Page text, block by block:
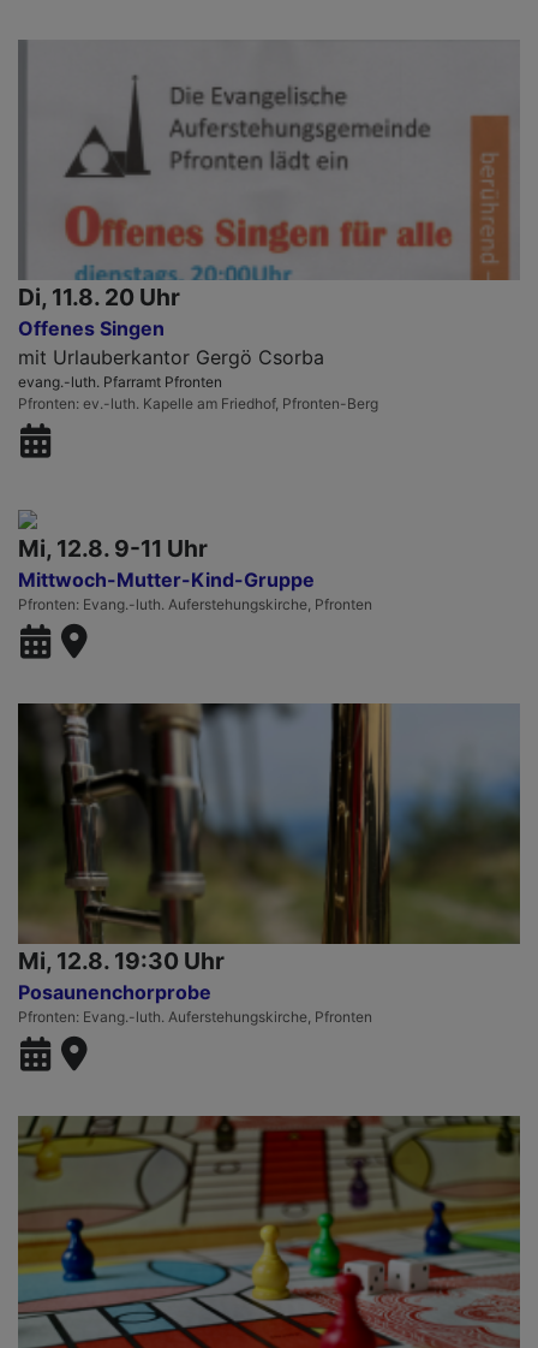
Di, 11.8. 20 Uhr
Offenes Singen
mit Urlauberkantor Gergö Csorba
evang.-luth. Pfarramt Pfronten
Pfronten ev.-luth. Kapelle am Friedhof, Pfronten-Berg
Mi, 12.8. 9-11 Uhr
Mittwoch-Mutter-Kind-Gruppe
Pfronten Evang.-luth. Auferstehungskirche, Pfronten
Mi, 12.8. 19:30 Uhr
Posaunenchorprobe
Pfronten Evang.-luth. Auferstehungskirche, Pfronten